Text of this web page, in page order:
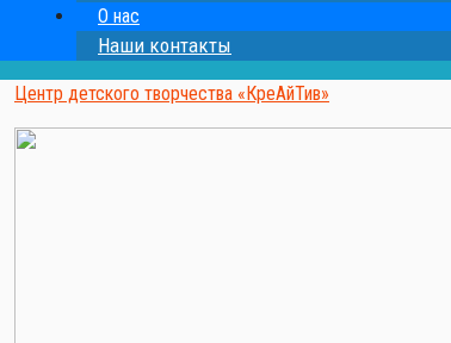
О нас
Наши контакты
Центр детского творчества «КреАйТив»